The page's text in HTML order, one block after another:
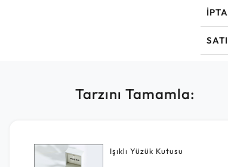
Tarzını Tamamla:
Işıklı Yüzük Kutusu